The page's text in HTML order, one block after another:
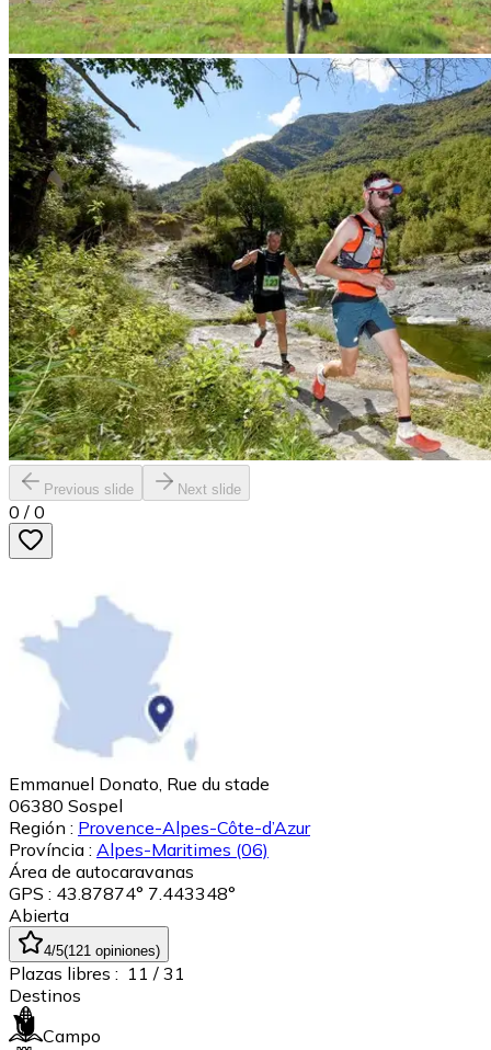
Previous slide Next slide
0 / 0
Emmanuel Donato, Rue du stade
06380 Sospel
Región : Provence-Alpes-Côte-d’Azur
Província : Alpes-Maritimes (06)
Área de autocaravanas
GPS : 43.87874° 7.443348°
Abierta
4/5(121 opiniones)
Plazas libres : 11 / 31
Destinos
Campo